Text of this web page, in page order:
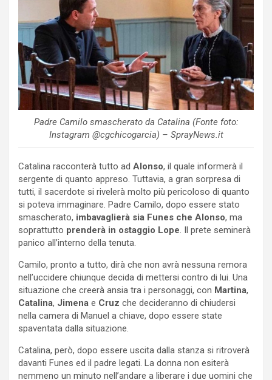
Padre Camilo smascherato da Catalina (Fonte foto:
Instagram @cgchicogarcia) – SprayNews.it
Catalina racconterà tutto ad Alonso, il quale informerà il
sergente di quanto appreso. Tuttavia, a gran sorpresa di
tutti, il sacerdote si rivelerà molto più pericoloso di quanto
si poteva immaginare. Padre Camilo, dopo essere stato
smascherato, imbavaglierà sia Funes che Alonso, ma
soprattutto prenderà in ostaggio Lope. Il prete seminerà
panico all’interno della tenuta.
Camilo, pronto a tutto, dirà che non avrà nessuna remora
nell’uccidere chiunque decida di mettersi contro di lui. Una
situazione che creerà ansia tra i personaggi, con Martina,
Catalina, Jimena e Cruz che decideranno di chiudersi
nella camera di Manuel a chiave, dopo essere state
spaventata dalla situazione.
Catalina, però, dopo essere uscita dalla stanza si ritroverà
davanti Funes ed il padre legati. La donna non esiterà
nemmeno un minuto nell’andare a liberare i due uomini che